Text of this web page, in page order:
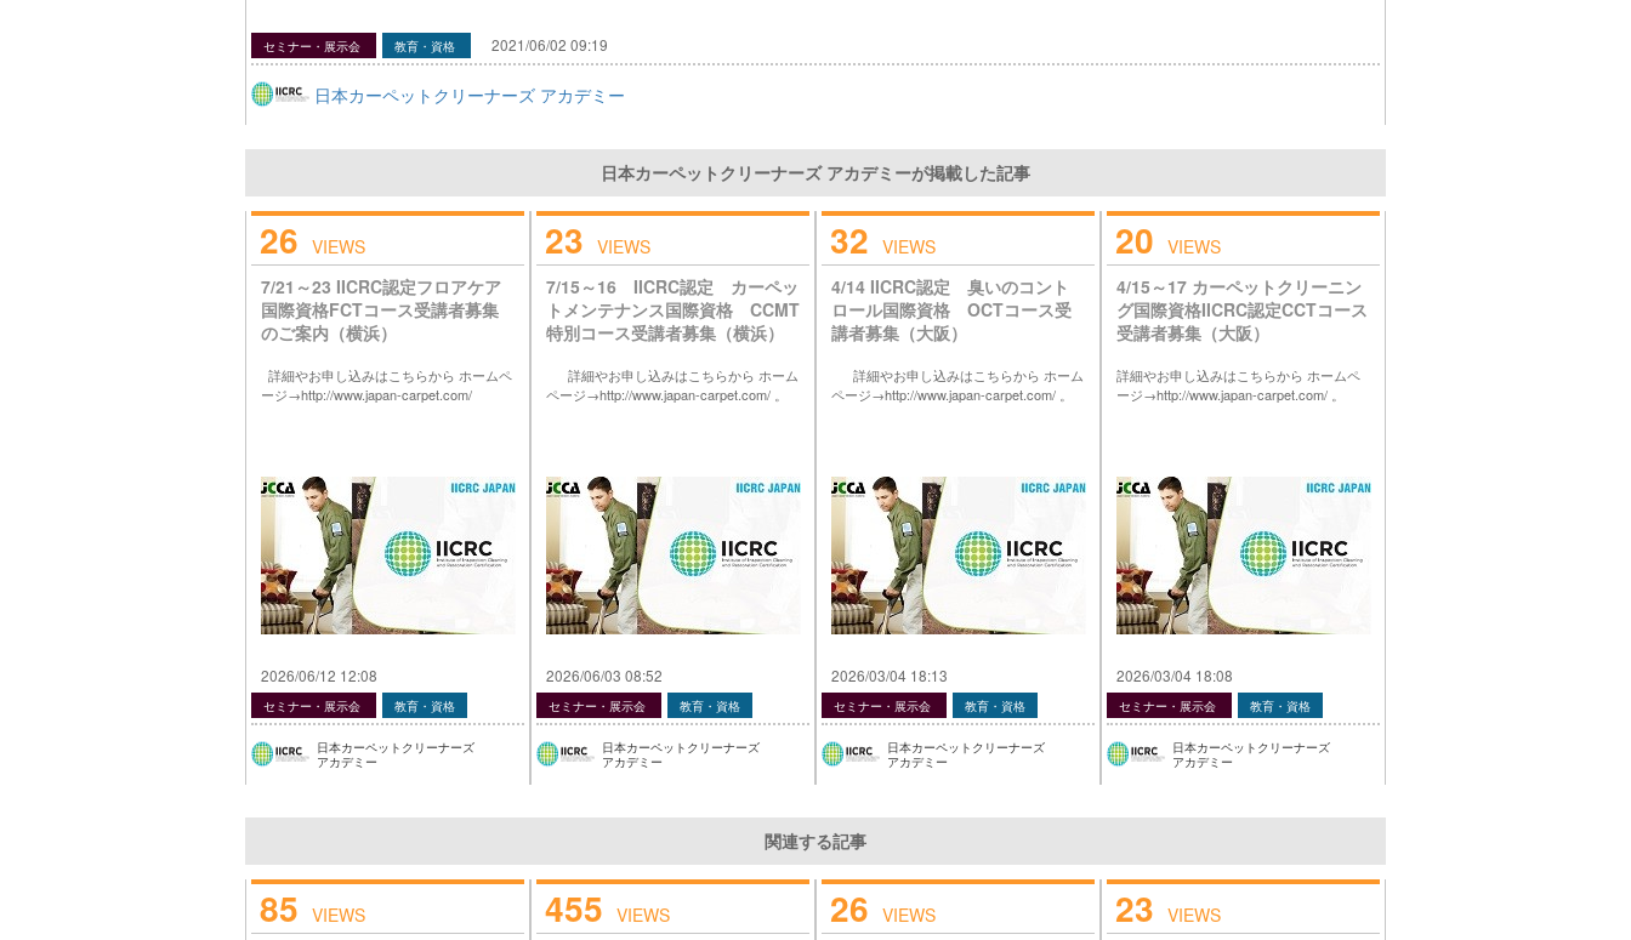
セミナー・展示会 教育・資格 2021/06/02 09:19
日本カーペットクリーナーズ アカデミー
日本カーペットクリーナーズ アカデミーが掲載した記事
26 VIEWS
7/21～23 IICRC認定フロアケア
国際資格FCTコース受講者募集
のご案内（横浜）
詳細やお申し込みはこちらから ホームペ
ージ→http://www.japan-carpet.com/
2026/06/12 12:08
セミナー・展示会 教育・資格
日本カーペットクリーナーズ
アカデミー
23 VIEWS
7/15～16 IICRC認定 カーペッ
トメンテナンス国際資格 CCMT
特別コース受講者募集（横浜）
詳細やお申し込みはこちらから ホーム
ページ→http://www.japan-carpet.com/ 。
2026/06/03 08:52
セミナー・展示会 教育・資格
日本カーペットクリーナーズ
アカデミー
32 VIEWS
4/14 IICRC認定 臭いのコント
ロール国際資格 OCTコース受
講者募集（大阪）
詳細やお申し込みはこちらから ホーム
ページ→http://www.japan-carpet.com/ 。
2026/03/04 18:13
セミナー・展示会 教育・資格
日本カーペットクリーナーズ
アカデミー
20 VIEWS
4/15～17 カーペットクリーニン
グ国際資格IICRC認定CCTコース
受講者募集（大阪）
詳細やお申し込みはこちらから ホームペ
ージ→http://www.japan-carpet.com/ 。
2026/03/04 18:08
セミナー・展示会 教育・資格
日本カーペットクリーナーズ
アカデミー
関連する記事
85 VIEWS
455 VIEWS
26 VIEWS
23 VIEWS